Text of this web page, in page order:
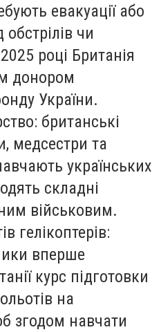
евакуації або
чи
році Британія
донором
України.
британські
медсестри та
українських
складні
військовим.
гелікоптерів:
вперше
курс підготовки
на
згодом навчати